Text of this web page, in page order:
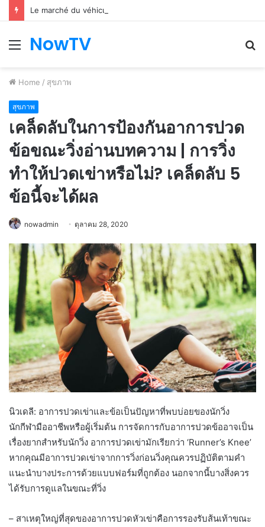
Le marché du véhicule d’occasion en plein essor
Menu
NowTV
Home / สุขภาพ
สุขภาพ
เคล็ดลับในการป้องกันอาการปวด
ข้อขณะวิ่งอ่านบทความ | การวิ่ง
ทำให้ปวดเข่าหรือไม่? เคล็ดลับ 5
ข้อนี้จะได้ผล
nowadmin ตุลาคม 28, 2020
นิวเดลี: อาการปวดเข่าและข้อเป็นปัญหาที่พบบ่อยของนักวิ่ง
นักกีฬามืออาชีพหรือผู้เริ่มต้น การจัดการกับอาการปวดข้ออาจเป็น
เรื่องยากสำหรับนักวิ่ง อาการปวดเข่ามักเรียกว่า ‘Runner’s Knee’
หากคุณมีอาการปวดเข่าจากการวิ่งก่อนวิ่งคุณควรปฏิบัติตามคำ
แนะนำบางประการด้วยแบบฟอร์มที่ถูกต้อง นอกจากนี้บางสิ่งควร
ได้รับการดูแลในขณะที่วิ่ง
– สาเหตุใหญ่ที่สุดของอาการปวดหัวเข่าคือการรองรับส้นเท้าขณะ